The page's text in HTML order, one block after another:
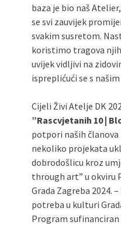
baza je bio naš
se svi zauvijek
svakim susretom.
koristimo tragova
uvijek vidljivi na
ispreplićući se s
Cijeli Živi Atelje DK
”Rascvjetanih 10 |
potpori naših
nekoliko projekata
dobrodošlicu kroz
through art” u okviru
Grada Zagreba 2024.
potreba u kulturi
Program sufinanciran